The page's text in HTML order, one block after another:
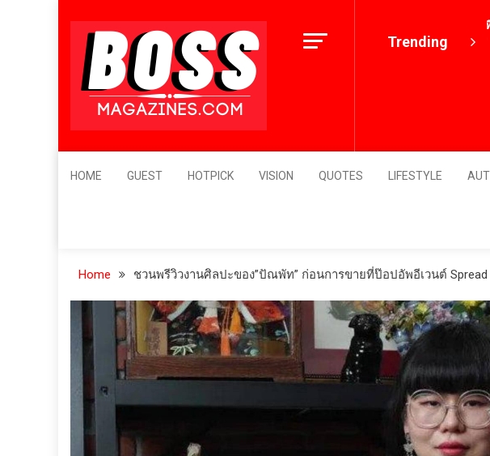
content
Leader's Vision
Trending
12 เมนูอาหารเกาหลี ที่ต้อ
ตั๋วเครื่องบินไปเกาหลี
HOME GUEST HOTPICK VISION QUOTES LIFESTYLE
Home ชวนพรีวิวงานศิลปะของ”ปัณพัท” ก่อนการขายที่ป๊อปอัพอีเวนต์